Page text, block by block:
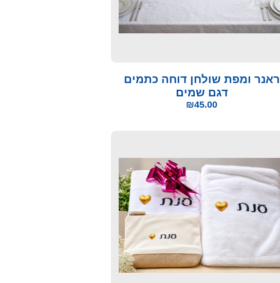
ראנר ומפת שולחן דוחה כתמים
דגם שמים
₪45.00